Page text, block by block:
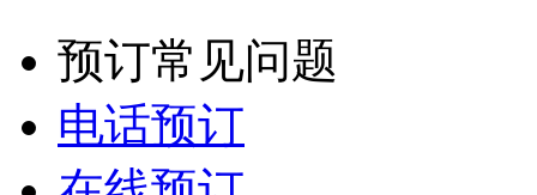
预订常见问题
电话预订